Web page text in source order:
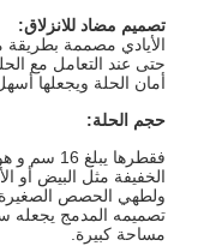
تصميم مضاد للانزلاق:
الأيادي مصممة بطريقة
حتى عند التعامل مع
أمان الحلة ويجعلها
حجم الحلة:
فقطرها
الخفيفة مثل البيض أو
ولطهي الحصص الصغيرة
تصميمه المدمج يجعله
مساحة كبيرة.